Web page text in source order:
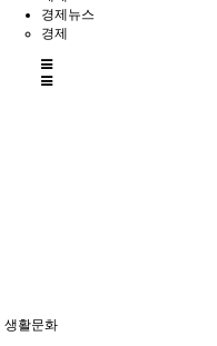
경제뉴스
경제
전
체
생활문화